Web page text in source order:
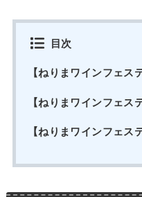
目次
【ねりまワインフェス
【ねりまワインフェス
【ねりまワインフェス